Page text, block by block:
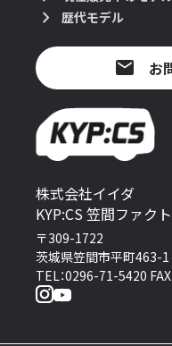
株式会社イイダ
KYP:CS 笠間ファク
〒309-1722
茨城県笠間市平町463-1
TEL：0296-71-5420
歴代モデル
お